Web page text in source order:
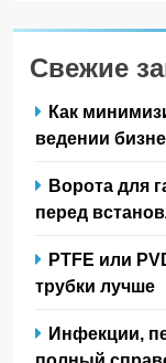
Свежие
Как
ведении
Ворота для
перед
PTFE или
трубки лучше
Инфекции,